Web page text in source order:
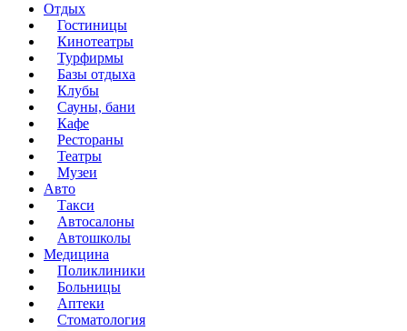
Отдых
Гостиницы
Кинотеатры
Турфирмы
Базы отдыха
Клубы
Сауны, бани
Кафе
Рестораны
Театры
Музеи
Авто
Такси
Автосалоны
Автошколы
Медицина
Поликлиники
Больницы
Аптеки
Стоматология